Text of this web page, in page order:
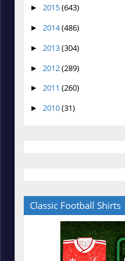
► 2015(643)
► 2014(486)
► 2013(304)
► 2012(289)
► 2011 (260)
► 2010(31)
Classic Football Shirts